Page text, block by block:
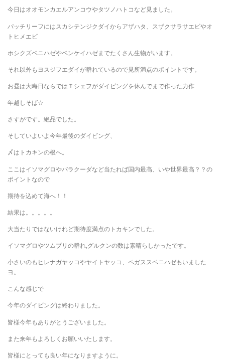
今日はオオモンカエルアンコウやタツノハトコなど見ました。
パッチリーフにはスカシテンジクダイからアザハタ、スザクサラサエビやオ
トヒメエビ
ホシクズベニハゼやベンケイハゼまでたくさん生物がいます。
それ以外もヨスジフエダイが群れているので見所満点のポイントです。
お昼は大晦日ならではＴシェフがダイビングを休んでまで作った力作
年越しそば☆
さすがです。絶品でした。
そしていよいよ今年最後のダイビング、
〆はトカキンの根へ。
ここはイソマグロやバラクーダなど当たれば国内最高、いや世界最高？？の
ポイントなので
期待を込めて海へ！！
結果は。。。。。
大当たりではないけれど期待度満点のトカキンでした。
イソマグロやツムブリの群れ,グルクンの数は素晴らしかったです。
小さいのもヒレナガヤッコやヤイトヤッコ、ペガススベニハゼもいました
ヨ。
こんな感じで
今年のダイビングは終わりました。
皆様今年もありがとうございました。
また来年もよろしくお願いいたします。
皆様にとっても良い年になりますように。